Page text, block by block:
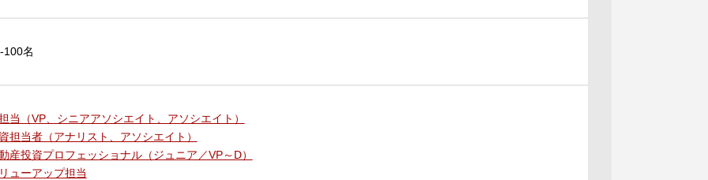
100名
当（VP、シニアアソシエイト、アソシエイト）
担当者（アナリスト、アソシエイト）
産投資プロフェッショナル（ジュニア／VP～D）
ューアップ担当